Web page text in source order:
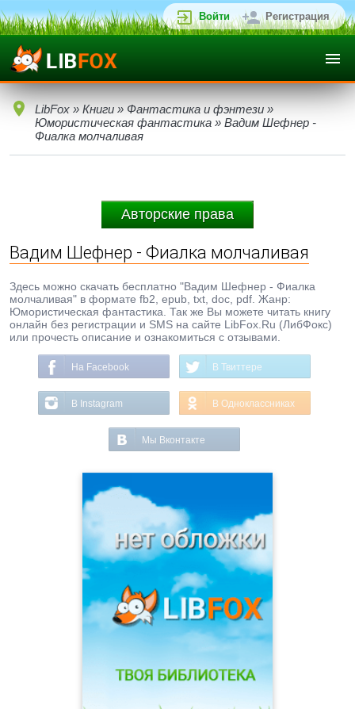
Войти Регистрация
LibFox » Книги » Фантастика и фэнтези »
Юмористическая фантастика » Вадим Шефнер -
Фиалка молчаливая
Авторские права
Вадим Шефнер - Фиалка молчаливая
Здесь можно скачать бесплатно "Вадим Шефнер - Фиалка
молчаливая" в формате fb2, epub, txt, doc, pdf. Жанр:
Юмористическая фантастика. Так же Вы можете читать книгу
онлайн без регистрации и SMS на сайте LibFox.Ru (ЛибФокс)
или прочесть описание и ознакомиться с отзывами.
На Facebook В Твиттере
В Instagram В Одноклассниках
Мы Вконтакте